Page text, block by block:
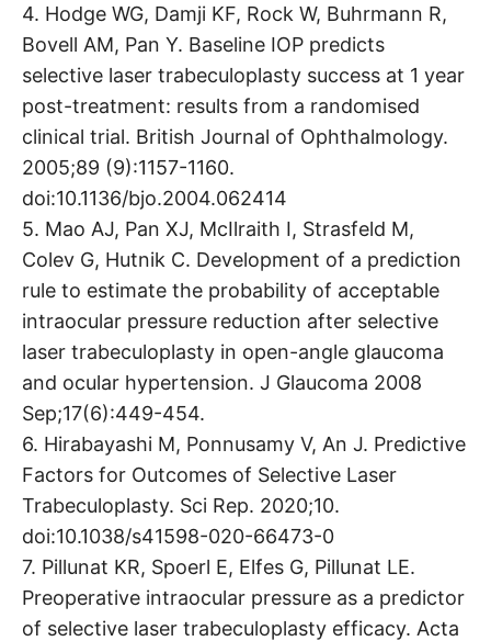
4. Hodge WG, Damji KF, Rock W, Buhrmann R,
Bovell AM, Pan Y. Baseline IOP predicts
selective laser trabeculoplasty success at 1 year
post-treatment: results from a randomised
clinical trial. British Journal of Ophthalmology.
2005;89 (9):1157-1160.
doi:10.1136/bjo.2004.062414
5. Mao AJ, Pan XJ, McIlraith I, Strasfeld M,
Colev G, Hutnik C. Development of a prediction
rule to estimate the probability of acceptable
intraocular pressure reduction after selective
laser trabeculoplasty in open-angle glaucoma
and ocular hypertension. J Glaucoma 2008
Sep;17(6):449-454.
6. Hirabayashi M, Ponnusamy V, An J. Predictive
Factors for Outcomes of Selective Laser
Trabeculoplasty. Sci Rep. 2020;10.
doi:10.1038/s41598-020-66473-0
7. Pillunat KR, Spoerl E, Elfes G, Pillunat LE.
Preoperative intraocular pressure as a predictor
of selective laser trabeculoplasty efficacy. Acta